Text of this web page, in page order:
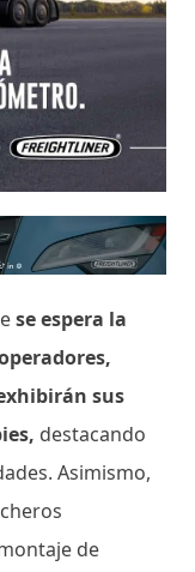
se espera la
sus
destacando
Asimismo,
de